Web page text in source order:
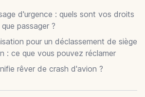
d'urgence : quels sont vos droits
passager ?
pour un déclassement de siège
: ce que vous pouvez réclamer
rêver de crash d'avion ?